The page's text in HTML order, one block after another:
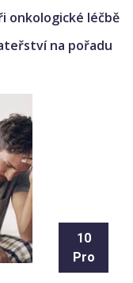
onkologické léčbě
na pořadu
10
Pro